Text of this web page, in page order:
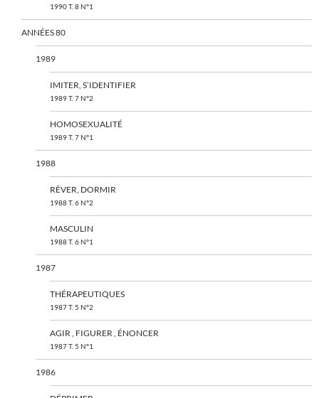
1990 T. 8 N°1
ANNÉES 80
1989
IMITER, S’IDENTIFIER
1989 T. 7 N°2
HOMOSEXUALITÉ
1989 T. 7 N°1
1988
RÊVER, DORMIR
1988 T. 6 N°2
MASCULIN
1988 T. 6 N°1
1987
THÉRAPEUTIQUES
1987 T. 5 N°2
AGIR , FIGURER , ÉNONCER
1987 T. 5 N°1
1986